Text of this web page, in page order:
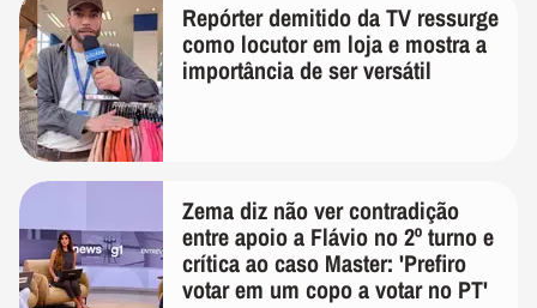
Repórter demitido da TV ressurge
como locutor em loja e mostra a
importância de ser versátil
Zema diz não ver contradição
entre apoio a Flávio no 2º turno e
crítica ao caso Master: 'Prefiro
votar em um copo a votar no PT'